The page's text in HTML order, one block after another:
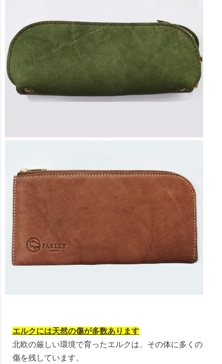
エルクには天然の傷が多数あります
北欧の厳しい環境で育ったエルクは、その体に多くの
傷を残しています。